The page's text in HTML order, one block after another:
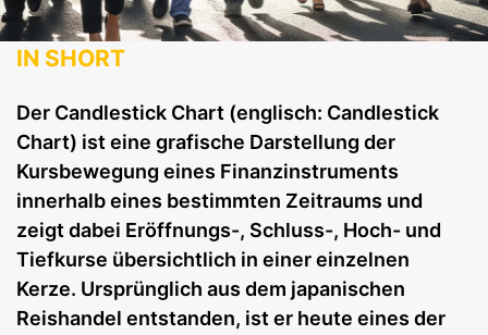
IN SHORT
Der Candlestick Chart (englisch: Candlestick
Chart) ist eine grafische Darstellung der
Kursbewegung eines Finanzinstruments
innerhalb eines bestimmten Zeitraums und
zeigt dabei Eröffnungs-, Schluss-, Hoch- und
Tiefkurse übersichtlich in einer einzelnen
Kerze. Ursprünglich aus dem japanischen
Reishandel entstanden, ist er heute eines der